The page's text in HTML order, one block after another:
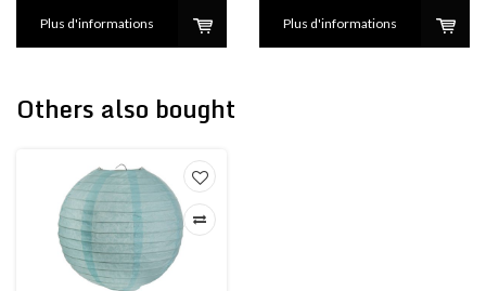
Plus d'informations Plus d'informations
Others also bought